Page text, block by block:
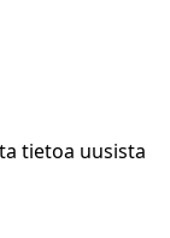
tietoa uusista